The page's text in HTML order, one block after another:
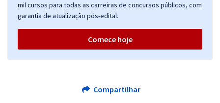
mil cursos para todas as carreiras de concursos públicos, com
garantia de atualização pós-edital.
Comece hoje
Compartilhar